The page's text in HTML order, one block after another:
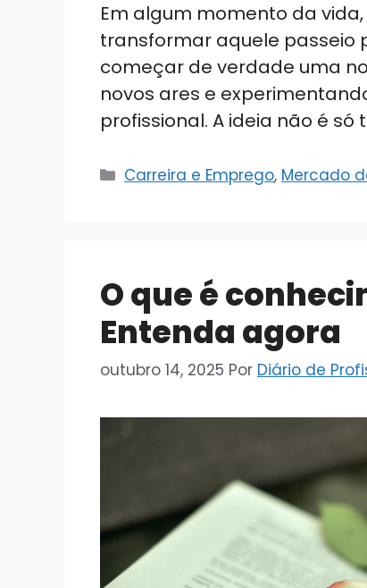
Em algum momento da
transformar aquele passeio
começar de verdade uma
novos ares e
profissional. A ideia não é
Categorias
Carreira e Emprego, Mercado
O que é
Entenda agora
outubro 14, 2025 Por Diário de